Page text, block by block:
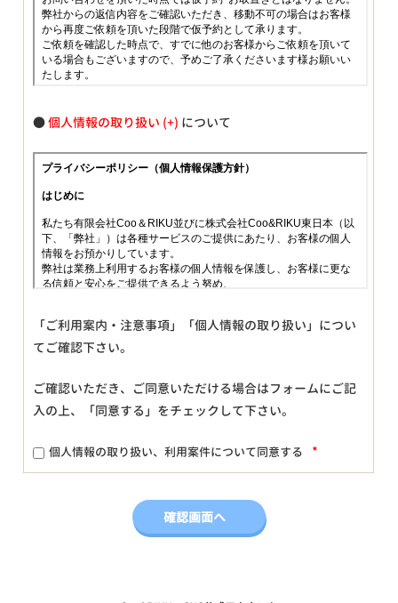
●個人情報の取り扱い について
「ご利用案内・注意事項」「個人情報の取り扱い」につい
てご確認下さい。
ご確認いただき、ご同意いただける場合はフォームにご記
入の上、「同意する」をチェックして下さい。
個人情報の取り扱い、利用案件について同意する *